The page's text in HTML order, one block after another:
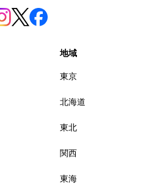
地域
東京
北海道
東北
関西
東海